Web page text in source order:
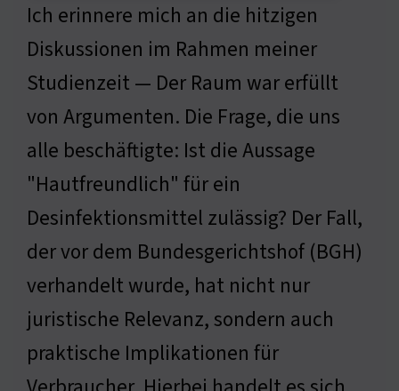
Ich erinnere mich an die hitzigen
Diskussionen im Rahmen meiner
Studienzeit — Der Raum war erfüllt
von Argumenten. Die Frage, die uns
alle beschäftigte: Ist die Aussage
"Hautfreundlich" für ein
Desinfektionsmittel zulässig? Der Fall,
der vor dem Bundesgerichtshof (BGH)
verhandelt wurde, hat nicht nur
juristische Relevanz, sondern auch
praktische Implikationen für